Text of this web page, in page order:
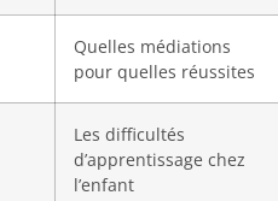
Quelles médiations
pour quelles réussites
Les difficultés
d’apprentissage chez
l’enfant